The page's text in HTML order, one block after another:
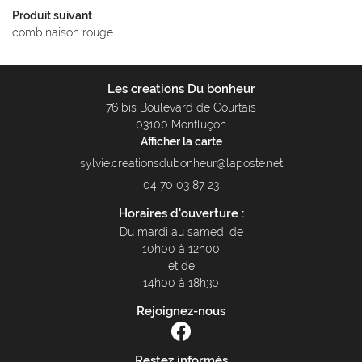
Produit suivant
combinaison rouge
Les creations Du bonheur
76 bis Boulevard de Courtais
03100 Montluçon
Afficher la carte
04 70 03 87 23
Horaires d'ouverture :
Du mardi au samedi de
10h00 à 12h00
et de
14h00 à 18h30
Rejoignez-nous